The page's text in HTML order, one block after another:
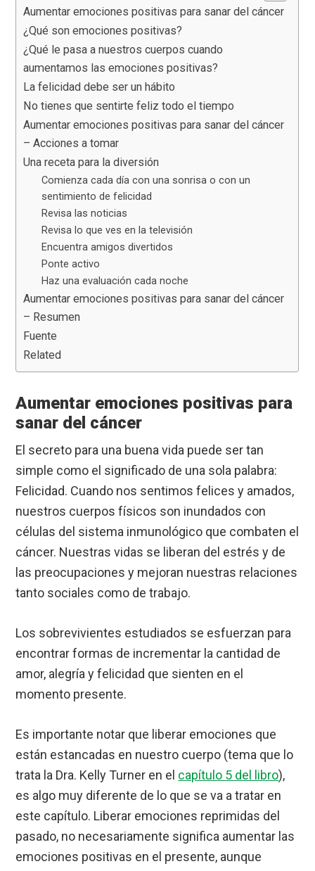
Aumentar emociones positivas para sanar del cáncer
¿Qué son emociones positivas?
¿Qué le pasa a nuestros cuerpos cuando
aumentamos las emociones positivas?
La felicidad debe ser un hábito
No tienes que sentirte feliz todo el tiempo
Aumentar emociones positivas para sanar del cáncer
– Acciones a tomar
Una receta para la diversión
Comienza cada día con una sonrisa o con un
sentimiento de felicidad
Revisa las noticias
Revisa lo que ves en la televisión
Encuentra amigos divertidos
Ponte activo
Haz una evaluación cada noche
Aumentar emociones positivas para sanar del cáncer
– Resumen
Fuente
Related
Aumentar emociones positivas para
sanar del cáncer
El secreto para una buena vida puede ser tan
simple como el significado de una sola palabra:
Felicidad. Cuando nos sentimos felices y amados,
nuestros cuerpos físicos son inundados con
células del sistema inmunológico que combaten el
cáncer. Nuestras vidas se liberan del estrés y de
las preocupaciones y mejoran nuestras relaciones
tanto sociales como de trabajo.
Los sobrevivientes estudiados se esfuerzan para
encontrar formas de incrementar la cantidad de
amor, alegría y felicidad que sienten en el
momento presente.
Es importante notar que liberar emociones que
están estancadas en nuestro cuerpo (tema que lo
trata la Dra. Kelly Turner en el capítulo 5 del libro),
es algo muy diferente de lo que se va a tratar en
este capítulo. Liberar emociones reprimidas del
pasado, no necesariamente significa aumentar las
emociones positivas en el presente, aunque